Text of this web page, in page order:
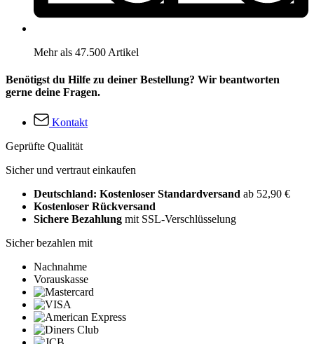
Mehr als 47.500 Artikel
Benötigst du Hilfe zu deiner Bestellung? Wir beantworten
gerne deine Fragen.
Kontakt
Geprüfte Qualität
Sicher und vertraut einkaufen
Deutschland: Kostenloser Standardversand ab 52,90 €
Kostenloser Rückversand
Sichere Bezahlung mit SSL-Verschlüsselung
Sicher bezahlen mit
Nachnahme
Vorauskasse